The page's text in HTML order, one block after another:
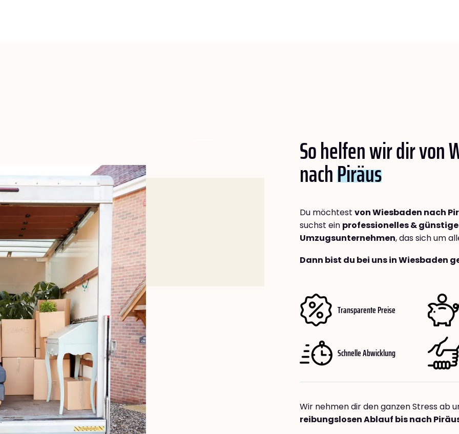
So helfen wir dir von
nachPiräus
Du möchtest von Wiesbaden nach
suchst ein professionelles &
Umzugsunternehmen, das sich um
Dann bist du bei uns in Wiesbaden
Transparente Preise
Schnelle Abwicklung
Wir nehmen dir den ganzen Stress ab
reibungslosen Ablauf bis nach